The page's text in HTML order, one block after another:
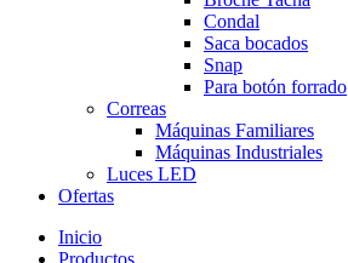
Condal
Saca bocados
Snap
Para botón forrado
Correas
Máquinas Familiares
Máquinas Industriales
Luces LED
Ofertas
Inicio